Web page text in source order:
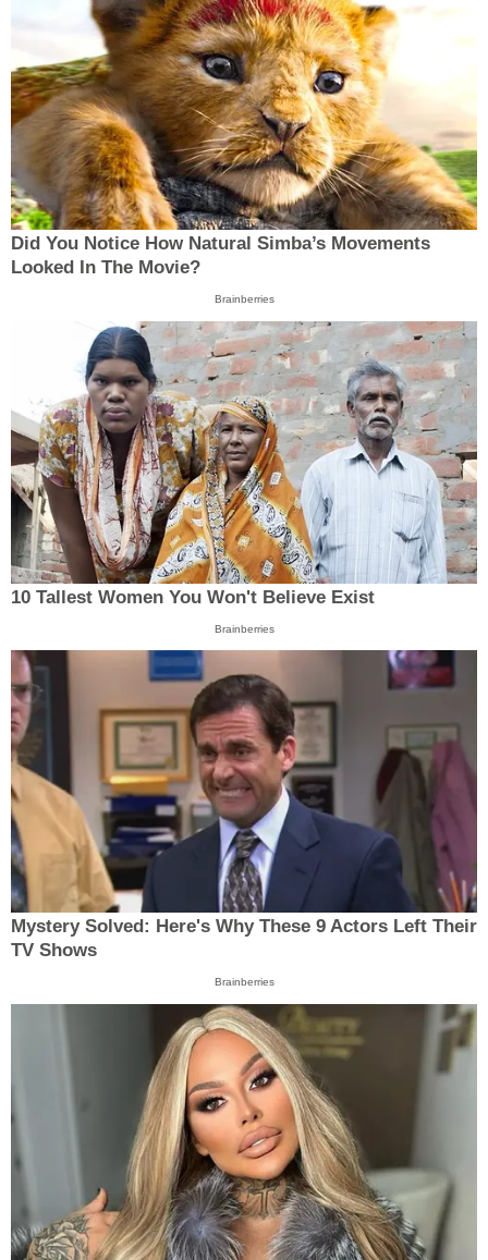
Did You Notice How Natural Simba’s Movements
Looked In The Movie?
Brainberries
10 Tallest Women You Won't Believe Exist
Brainberries
Mystery Solved: Here's Why These 9 Actors Left Their
TV Shows
Brainberries